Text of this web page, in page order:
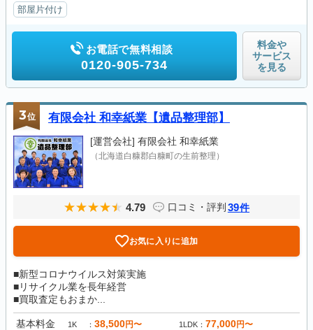
部屋片付け
お電話で無料相談
0120-905-734
料金や
サービス
を見る
3位 有限会社 和幸紙業【遺品整理部】
[運営会社] 有限会社 和幸紙業
（北海道白糠郡白糠町の生前整理）
4.79 口コミ・評判 39件
お気に入りに追加
■新型コロナウイルス対策実施
■リサイクル業を長年経営
■買取査定もおまか...
基本料金 1K 38,500円〜 1LDK 77,000円〜